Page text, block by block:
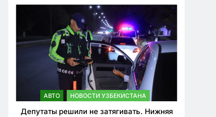
АВТО НОВОСТИ УЗБЕКИСТАНА
Депутаты решили не затягивать. Нижняя